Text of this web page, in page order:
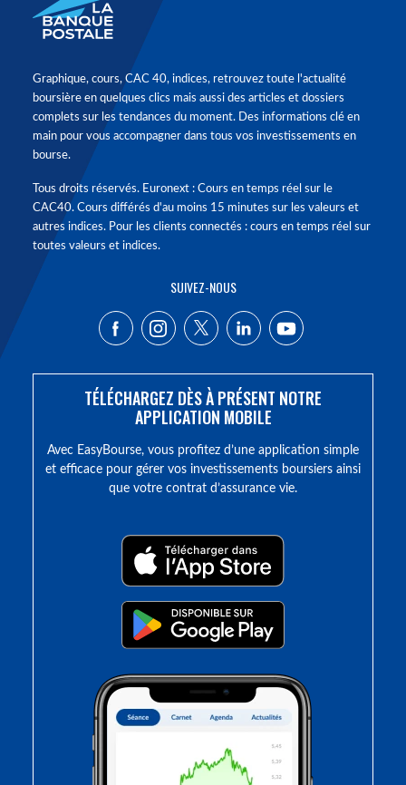
Graphique, cours, CAC 40, indices, retrouvez toute l'actualité
boursière en quelques clics mais aussi des articles et dossiers
complets sur les tendances du moment. Des informations clé en
main pour vous accompagner dans tous vos investissements en
bourse.
Tous droits réservés. Euronext : Cours en temps réel sur le
CAC40. Cours différés d'au moins 15 minutes sur les valeurs et
autres indices. Pour les clients connectés : cours en temps réel sur
toutes valeurs et indices.
SUIVEZ-NOUS
TÉLÉCHARGEZ DÈS À PRÉSENT NOTRE
APPLICATION MOBILE
Avec EasyBourse, vous profitez d’une application simple
et efficace pour gérer vos investissements boursiers ainsi
que votre contrat d’assurance vie.